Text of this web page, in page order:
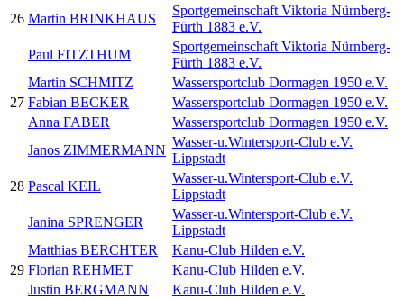
26 Martin BRINKHAUS
Sportgemeinschaft Viktoria Nürnberg-
Fürth 1883 e.V.
Paul FITZTHUM
Sportgemeinschaft Viktoria Nürnberg-
Fürth 1883 e.V.
27
Martin SCHMITZ
Wassersportclub Dormagen 1950 e.V.
Fabian BECKER
Wassersportclub Dormagen 1950 e.V.
Anna FABER
Wassersportclub Dormagen 1950 e.V.
28
Janos ZIMMERMANN
Wasser-u.Wintersport-Club e.V.
Lippstadt
Pascal KEIL
Wasser-u.Wintersport-Club e.V.
Lippstadt
Janina SPRENGER
Wasser-u.Wintersport-Club e.V.
Lippstadt
29
Matthias BERCHTER
Kanu-Club Hilden e.V.
Florian REHMET
Kanu-Club Hilden e.V.
Justin BERGMANN
Kanu-Club Hilden e.V.